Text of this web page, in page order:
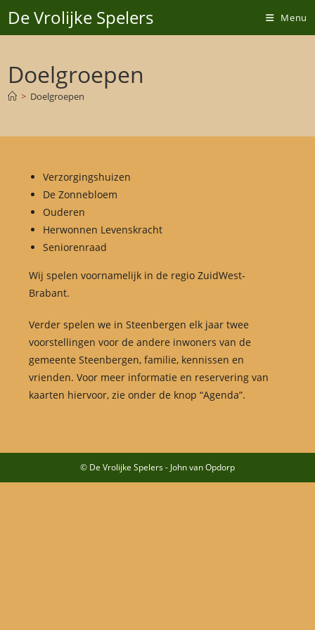
naarDe Vrolijke Spelers Menu
Doelgroepen
> Doelgroepen
Verzorgingshuizen
De Zonnebloem
Ouderen
Herwonnen Levenskracht
Seniorenraad
Wij spelen voornamelijk in de regio ZuidWest-
Brabant.
Verder spelen we in Steenbergen elk jaar twee
voorstellingen voor de andere inwoners van de
gemeente Steenbergen, familie, kennissen en
vrienden. Voor meer informatie en reservering van
kaarten hiervoor, zie onder de knop “Agenda”.
© De Vrolijke Spelers - John van Opdorp